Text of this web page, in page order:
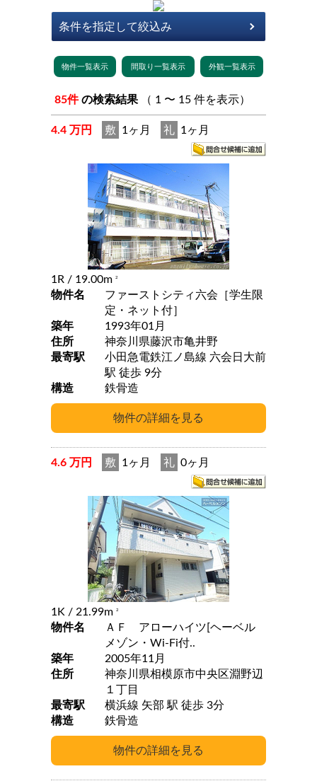
85件 の検索結果 （ 1 〜 15 件を表示）
4.4 万円 敷 1ヶ月 礼 1ヶ月
1R / 19.00m 2
物件名
ファーストシティ六会［学生限
定・ネット付］
築年
1993年01月
住所
神奈川県藤沢市亀井野
最寄駅
小田急電鉄江ノ島線 六会日大前
駅 徒歩 9分
構造
鉄骨造
4.6 万円 敷 1ヶ月 礼 0ヶ月
1K / 21.99m 2
物件名
ＡＦ アローハイツ[ヘーベル
メゾン・Wi-Fi付..
築年
2005年11月
住所
神奈川県相模原市中央区淵野辺
１丁目
最寄駅
横浜線 矢部 駅 徒歩 3分
構造
鉄骨造